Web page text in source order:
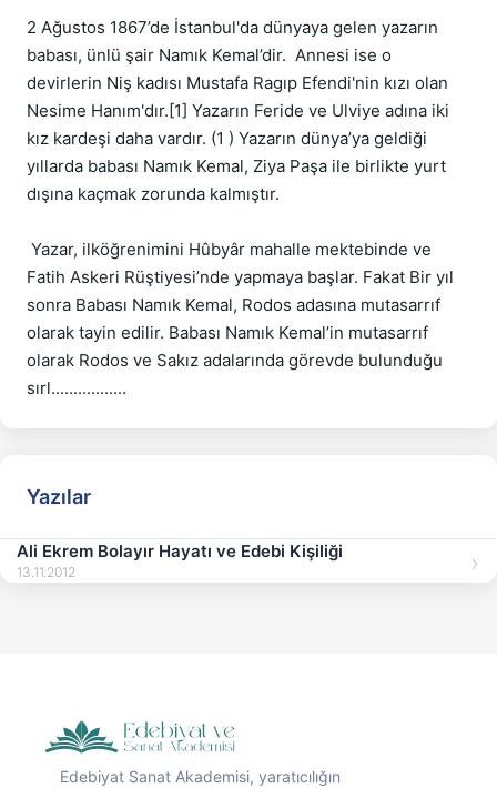
2 Ağustos 1867’de İstanbul'da dünyaya gelen yazarın
babası, ünlü şair Namık Kemal’dir.  Annesi ise o
devirlerin Niş kadısı Mustafa Ragıp Efendi'nin kızı olan
Nesime Hanım'dır.[1] Yazarın Feride ve Ulviye adına iki
kız kardeşi daha vardır. (1 ) Yazarın dünya’ya geldiği
yıllarda babası Namık Kemal, Ziya Paşa ile birlikte yurt
dışına kaçmak zorunda kalmıştır.
Fatih Askeri Rüştiyesi’nde yapmaya başlar. Fakat Bir yıl
sonra Babası Namık Kemal, Rodos adasına mutasarrıf
olarak tayin edilir. Babası Namık Kemal’in mutasarrıf
olarak Rodos ve Sakız adalarında görevde bulunduğu
Yazılar
Ali Ekrem Bolayır Hayatı ve Edebi Kişiliği
13.11.2012
Edebiyat Sanat Akademisi, yaratıcılığın